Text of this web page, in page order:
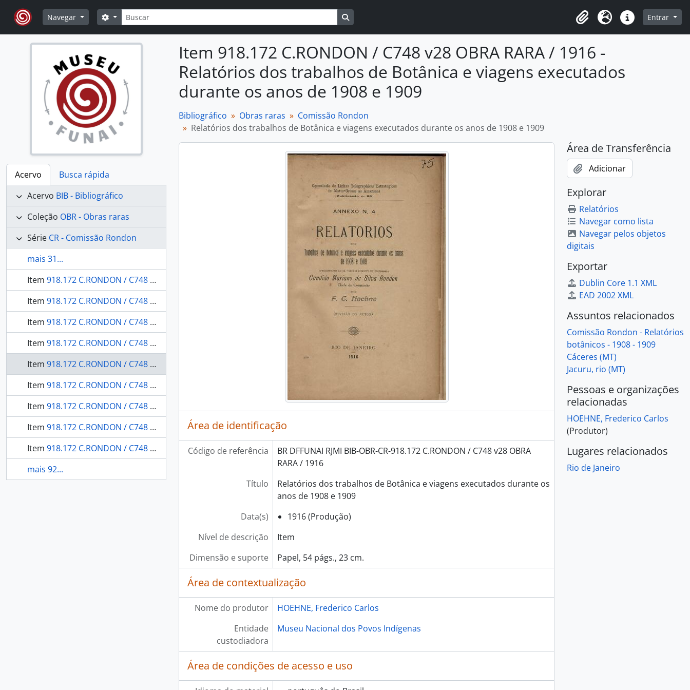
Skip to main content
Navegar
Buscar
Opções de busca
Área de Transferência
Idioma Atalhos Entrar
Acervo
Busca rápida
Acervo BIB - Bibliográfico
Coleção OBR - Obras raras
Série CR - Comissão Rondon
mais 31...
Item 918.172 C.RONDON / C748 v24 OBRA RARA armário / 1911 - Quatro mapas de História Natural: mineralogia e geologia.
Item 918.172 C.RONDON / C748 v25 OBRA RARA / 1909 - Um mapa do levantamento expedito do Rio Jarú, affluente do Rio Gy-Paraná ou Machado, annexo ao 1 volume do relatório do chefe da Commissão: (estudos e reconhecimentos)
Item 918.172 C.RONDON / C748 v26 OBRA RARA / 1915 - Relatório: apresentado à Divisão de Engenharia (G.5) do Departamento da Guerra e a Directoria Geral dos Telegraphos.
Item 918.172 C.RONDON / C748 v27 OBRA RARA / 1916 - Relatório dos trabalhos realizados durante o ano de 1908
Item 918.172 C.RONDON / C748 v28 OBRA RARA / 1916 - Relatórios dos trabalhos de Botânica e viagens executados durante os anos de 1908 e 1909
Item 918.172 C.RONDON / C748 v29 OBRA RARA / 1916 - Exploração do rio Iquê (1912-1913) relatório
Item 918.172 C.RONDON / C748 v3 OBRA RARA / 19-- - Serviço Astronomico Relatório: Ajudante da expedição 1. tne. João Salustiano de Lyra.
Item 918.172 C.RONDON / C748 v30 OBRA RARA / 1916 - Relatório do Serviço de Conservação da Linha Telegraphica no período de Junho de 1913 a setembro de 1914 apresentado ao Sr. Coronel Cândido Mariano da Silva Rondon chefe da Commissão
Item 918.172 C.RONDON / C748 v31 OBRA RARA / 1916 - Relatório da Expedição dos Campos de Commemoração de Floriano ao Rio Guaporé
mais 92...
Item 918.172 C.RONDON / C748 v28 OBRA RARA / 1916 -
Relatórios dos trabalhos de Botânica e viagens executados
durante os anos de 1908 e 1909
Bibliográfico Obras raras
Comissão Rondon
Relatórios dos trabalhos de Botânica e viagens executados durante os anos de 1908 e 1909
Área de identificação
Código de referência
BR DFFUNAI RJMI BIB-OBR-CR-918.172 C.RONDON / C748 v28 OBRA
RARA / 1916
Título
Relatórios dos trabalhos de Botânica e viagens executados durante os
anos de 1908 e 1909
Data(s)
1916 (Produção)
Nível de descrição
Item
Dimensão e suporte
Papel, 54 págs., 23 cm.
Área de contextualização
Nome do produtor
HOEHNE, Frederico Carlos
Entidade
custodiadora
Museu Nacional dos Povos Indígenas
Área de condições de acesso e uso
Área de Transferência
Adicionar
Explorar
Relatórios
Navegar como lista
Navegar pelos objetos
digitais
Exportar
Dublin Core 1.1 XML
EAD 2002 XML
Assuntos relacionados
Comissão Rondon - Relatórios
botânicos - 1908 - 1909
Cáceres (MT)
Jacuru, rio (MT)
Pessoas e organizações
relacionadas
HOEHNE, Frederico Carlos
(Produtor)
Lugares relacionados
Rio de Janeiro